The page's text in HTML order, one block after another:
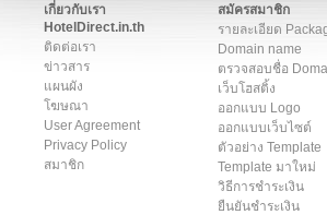
เกี่ยวกับเรา
HotelDirect.in.th
ติดต่อเรา
ข่าวสาร
แผนผัง
โฆษณา
User Agreement
Privacy Policy
สมาชิก
สมัครสมาชิก
รายละเอียด
Domain name
ตรวจสอบชื่อ
เว็บโฮสติ้ง
ออกแบบ Logo
ออกแบบเว็บไซต์
ตัวอย่าง Template
Template มาใหม่
วิธีการชำระเงิน
ยืนยันชำระเงิน